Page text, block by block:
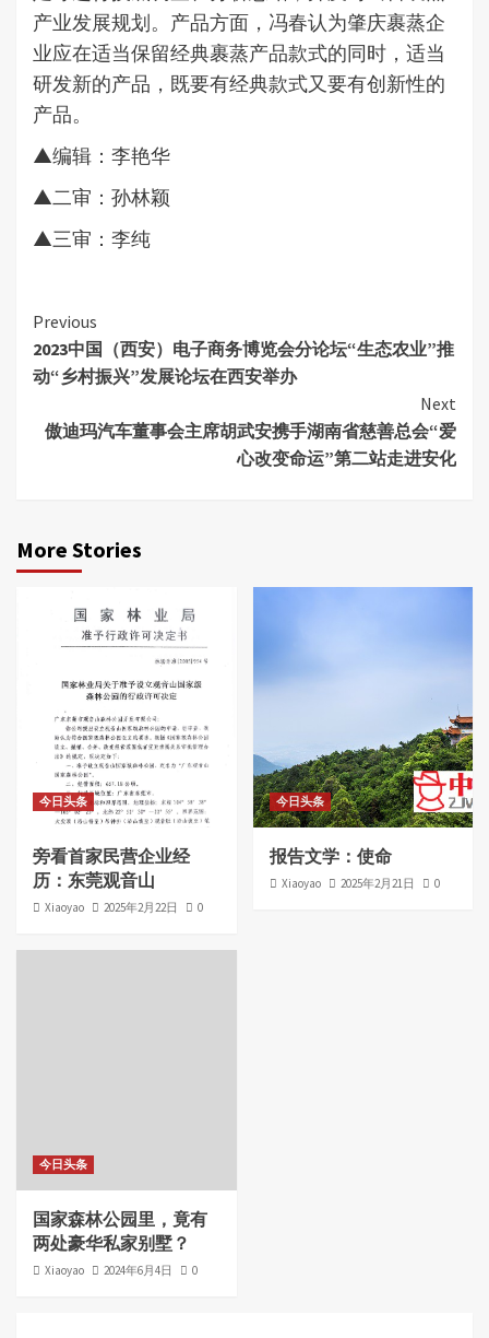
产业发展规划。产品方面，冯春认为肇庆裹蒸企
业应在适当保留经典裹蒸产品款式的同时，适当
研发新的产品，既要有经典款式又要有创新性的
产品。
▲编辑：李艳华
▲二审：孙林颖
▲三审：李纯
Continue
Reading
Previous
2023中国（西安）电子商务博览会分论坛“生态农业”推
动“乡村振兴”发展论坛在西安举办
Next
傲迪玛汽车董事会主席胡武安携手湖南省慈善总会“爱
心改变命运”第二站走进安化
More Stories
今日头条
旁看首家民营企业经
历：东莞观音山
Xiaoyao 2025年2月22日 0
今日头条
报告文学：使命
Xiaoyao 2025年2月21日 0
今日头条
国家森林公园里，竟有
两处豪华私家别墅？
Xiaoyao 2024年6月4日 0